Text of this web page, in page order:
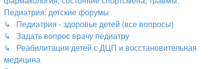
Педиатрия: детские форумы
↳ Педиатрия - здоровье детей (все вопросы)
↳ Задать вопрос врачу педиатру
↳ Реабилитация детей с ДЦП и восстановительная
медицина